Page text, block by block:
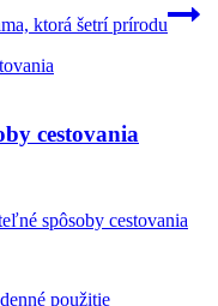
ktorá šetrí prírodu
cestovania
spôsoby cestovania